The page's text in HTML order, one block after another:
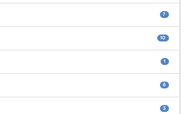
7
10
1
6
3